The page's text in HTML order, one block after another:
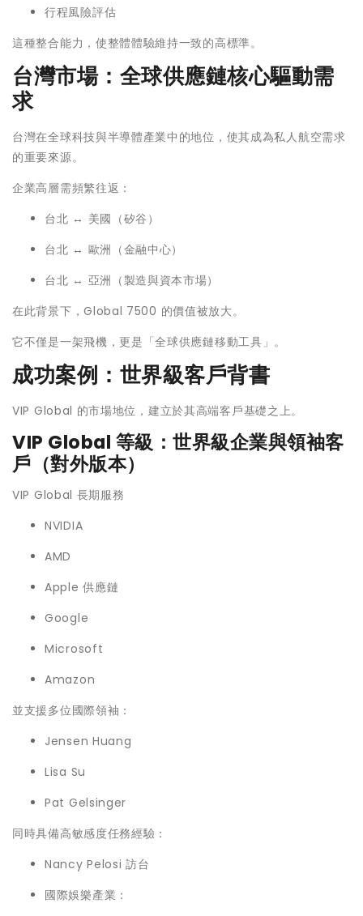
行程風險評估
這種整合能力，使整體體驗維持一致的高標準。
台灣市場：全球供應鏈核心驅動需
求
台灣在全球科技與半導體產業中的地位，使其成為私人航空需求
的重要來源。
企業高層需頻繁往返：
台北 ↔ 美國（矽谷）
台北 ↔ 歐洲（金融中心）
台北 ↔ 亞洲（製造與資本市場）
在此背景下，Global 7500 的價值被放大。
它不僅是一架飛機，更是「全球供應鏈移動工具」。
成功案例：世界級客戶背書
VIP Global 的市場地位，建立於其高端客戶基礎之上。
VIP Global 等級：世界級企業與領袖客
戶（對外版本）
VIP Global 長期服務
NVIDIA
AMD
Apple 供應鏈
Google
Microsoft
Amazon
並支援多位國際領袖：
Jensen Huang
Lisa Su
Pat Gelsinger
同時具備高敏感度任務經驗：
Nancy Pelosi 訪台
國際娛樂產業：